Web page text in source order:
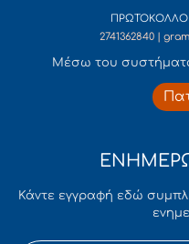
ΠΡΩΤΟΚΟΛΛΟ
2741362840 |
Mέσω του
Κάντε εγγραφή εδώ